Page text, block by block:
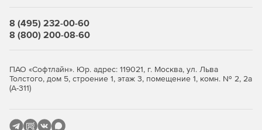
(системное ПО и база решающих правил).
8 (495) 232-00-60
8 (800) 200-08-60
ПАО «Софтлайн». Юр. адрес: 119021, г. Москва, ул. Льва
Толстого, дом 5, строение 1, этаж 3, помещение 1, комн. № 2, 2а
(А-311)